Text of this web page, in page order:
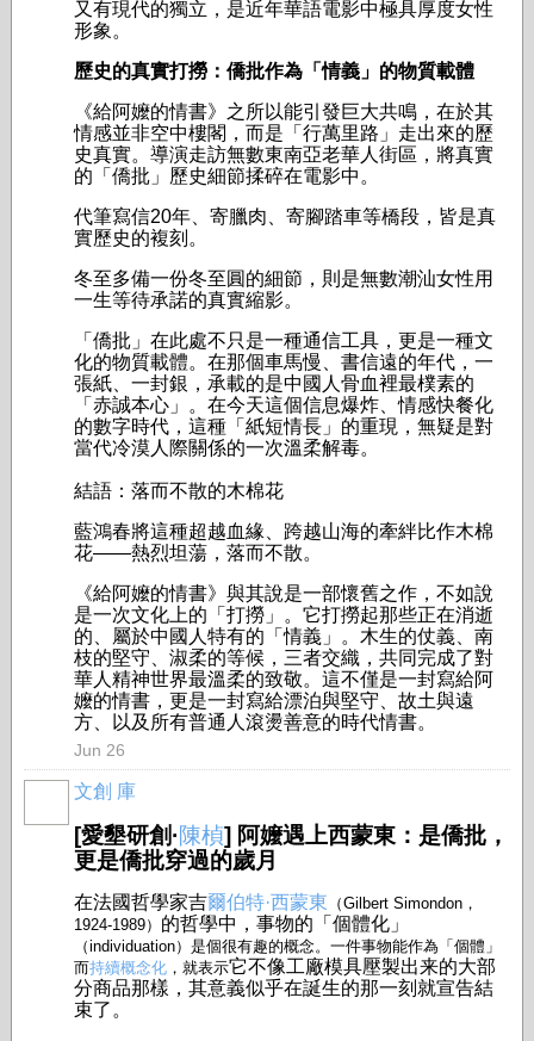
又有現代的獨立，是近年華語電影中極具厚度女性
形象。
歷史的真實打撈：僑批作為「情義」的物質載體
《給阿嬤的情書》之所以能引發巨大共鳴，在於其
情感並非空中樓閣，而是「行萬里路」走出來的歷
史真實。導演走訪無數東南亞老華人街區，將真實
的「僑批」歷史細節揉碎在電影中。
代筆寫信20年、寄臘肉、寄腳踏車等橋段，皆是真
實歷史的複刻。
冬至多備一份冬至圓的細節，則是無數潮汕女性用
一生等待承諾的真實縮影。
「僑批」在此處不只是一種通信工具，更是一種文
化的物質載體。在那個車馬慢、書信遠的年代，一
張紙、一封銀，承載的是中國人骨血裡最樸素的
「赤誠本心」。在今天這個信息爆炸、情感快餐化
的數字時代，這種「紙短情長」的重現，無疑是對
當代冷漠人際關係的一次溫柔解毒。
結語：落而不散的木棉花
藍鴻春將這種超越血緣、跨越山海的牽絆比作木棉
花——熱烈坦蕩，落而不散。
《給阿嬤的情書》與其說是一部懷舊之作，不如說
是一次文化上的「打撈」。它打撈起那些正在消逝
的、屬於中國人特有的「情義」。木生的仗義、南
枝的堅守、淑柔的等候，三者交織，共同完成了對
華人精神世界最溫柔的致敬。這不僅是一封寫給阿
嬤的情書，更是一封寫給漂泊與堅守、故土與遠
方、以及所有普通人滾燙善意的時代情書。
Jun 26
文創 庫
[愛墾研創·陳楨] 阿嬤遇上西蒙東：是僑批，
更是僑批穿過的歲月
在法國哲學家吉爾伯特·西蒙東 （Gilbert Simondon，
1924-1989） 的哲學中，事物的「個體化」
（individuation）是個很有趣的概念。一件事物能作為「個體」
而持續概念化 ，就表示它不像工廠模具壓製出来的大部
分商品那樣，其意義似乎在誕生的那一刻就宣告結
束了。